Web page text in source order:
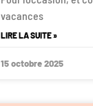
vacances
LIRE LA SUITE »
15 octobre 2025